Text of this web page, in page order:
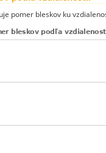
pomer bleskov ku